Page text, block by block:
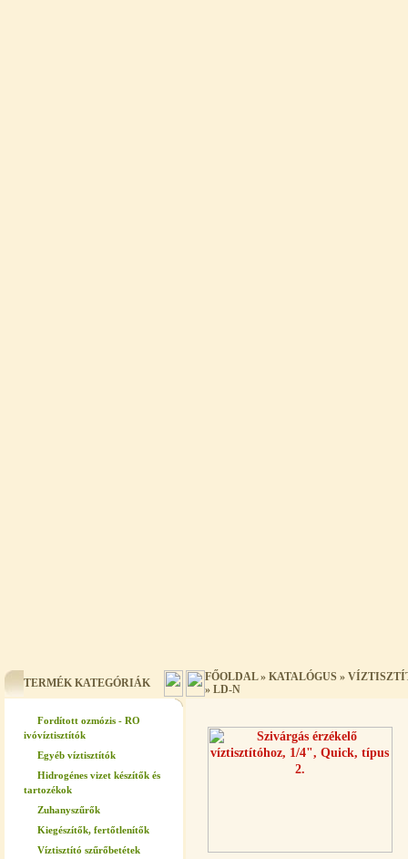
TERMÉK KATEGÓRIÁK
Fordított ozmózis - RO
ivóvíztisztítók
Egyéb víztisztítók
Hidrogénes vizet készítők és
tartozékok
Zuhanyszűrők
Kiegészítők, fertőtlenítők
Víztisztító szűrőbetétek
FŐOLDAL» KATALÓGUS »
» LD-N